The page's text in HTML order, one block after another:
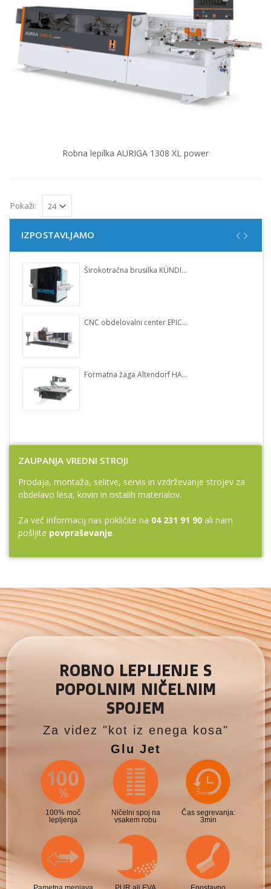
Robna lepilka AURIGA 1308 XL power
Pokaži:
IZPOSTAVLJAMO
Širokotračna brusilka KÜNDIG Perfect
CNC obdelovalni center EPICON 7135
Formatna žaga Altendorf HAND GUARD
ZAUPANJA VREDNI STROJI
Prodaja, montaža, selitve, servis in vzdrževanje strojev za
obdelavo lesa, kovin in ostalih materialov.
Za več informacij nas pokličite na 04 231 91 90 ali nam
pošljite povpraševanje.
ROBNO LEPLJENJE S
POPOLNIM NIČELNIM
SPOJEM
Za videz "kot iz enega kosa"
Glu Jet
100% moč
lepljenja
Ničelni spoj na
vsakem robu
Čas segrevanja:
3min